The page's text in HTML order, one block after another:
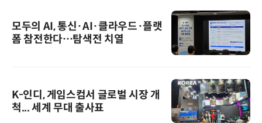
모두의 AI, 통신·AI·클라우드·플랫
폼 참전한다…탐색전 치열
K-인디, 게임스컴서 글로벌 시장 개
척... 세계 무대 출사표